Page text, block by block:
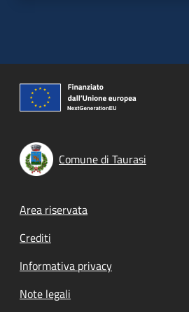
Comune di Taurasi
Footer menu
Area riservata
Crediti
Informativa privacy
Note legali